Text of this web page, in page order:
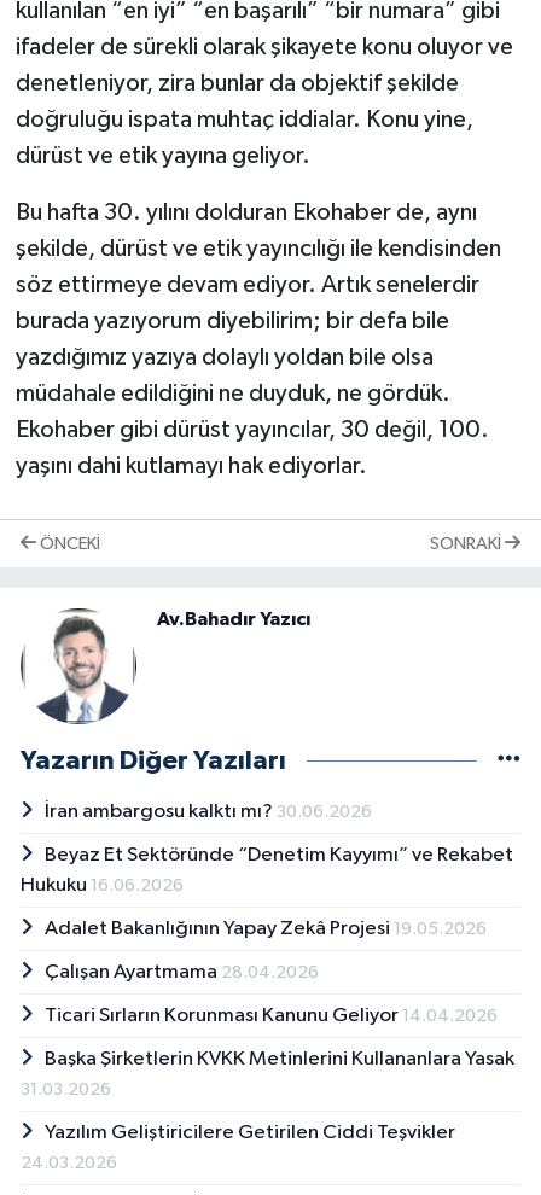
kullanılan “en iyi” “en başarılı” “bir numara” gibi
ifadeler de sürekli olarak şikayete konu oluyor ve
denetleniyor, zira bunlar da objektif şekilde
doğruluğu ispata muhtaç iddialar. Konu yine,
dürüst ve etik yayına geliyor.
Bu hafta 30. yılını dolduran Ekohaber de, aynı
şekilde, dürüst ve etik yayıncılığı ile kendisinden
söz ettirmeye devam ediyor. Artık senelerdir
burada yazıyorum diyebilirim; bir defa bile
yazdığımız yazıya dolaylı yoldan bile olsa
müdahale edildiğini ne duyduk, ne gördük.
Ekohaber gibi dürüst yayıncılar, 30 değil, 100.
yaşını dahi kutlamayı hak ediyorlar.
ÖNCEKI SONRAKI
Av.Bahadır Yazıcı
Yazarın Diğer Yazıları
İran ambargosu kalktı mı? 30.06.2026
Beyaz Et Sektöründe “Denetim Kayyımı” ve Rekabet
Hukuku 16.06.2026
Adalet Bakanlığının Yapay Zekâ Projesi 19.05.2026
Çalışan Ayartmama 28.04.2026
Ticari Sırların Korunması Kanunu Geliyor 14.04.2026
Başka Şirketlerin KVKK Metinlerini Kullananlara Yasak
31.03.2026
Yazılım Geliştiricilere Getirilen Ciddi Teşvikler
24.03.2026